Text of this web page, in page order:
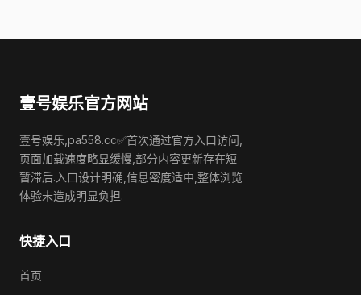
壹号娱乐官方网站
壹号娱乐,pa558.cc✅首次通过官方入口访问,
页面加载速度略显缓慢,部分内容更新存在短
暂滞后.入口设计明确,信息密度适中,整体浏览
体验未造成明显负担.
快捷入口
首页